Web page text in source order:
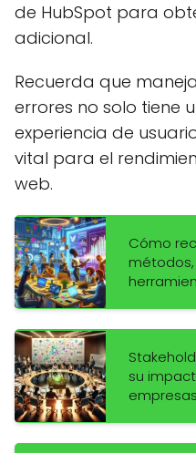
de HubSpot para
adicional.
Recuerda que
errores no solo tiene
experiencia de
vital para el
web.
Cómo
su
empresas